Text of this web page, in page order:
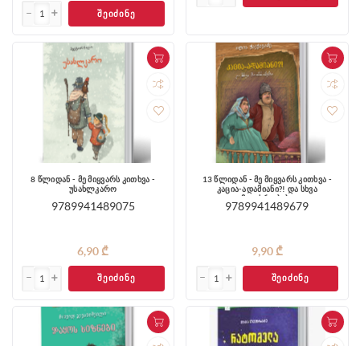
ᲨᲔᲘᲫᲘᲜᲔ
8 წლიდან - მე მიყვარს კითხვა -
უსახლკარო
9789941489075
6,90 ₾
ᲨᲔᲘᲫᲘᲜᲔ
13 წლიდან - მე მიყვარს კითხვა -
კაცია-ადამიანი?! და სხვა
მოთხრობები
9789941489679
9,90 ₾
ᲨᲔᲘᲫᲘᲜᲔ